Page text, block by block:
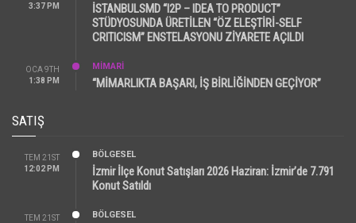
3:37 PM
İSTANBULSMD “I2P – IDEA TO PRODUCT”
STÜDYOSUNDA ÜRETİLEN “ÖZ ELEŞTİRİ-SELF
CRITICISM” ENSTELASYONU ZİYARETE AÇILDI
OCA 9TH
1:38 PM
MİMARİ
“MİMARLIKTA BAŞARI, İŞ BİRLİĞİNDEN GEÇİYOR”
SATIŞ
TEM 21ST
12:02 PM
BÖLGESEL
İzmir İlçe Konut Satışları 2026 Haziran: İzmir’de 7.791
Konut Satıldı
TEM 21ST
BÖLGESEL